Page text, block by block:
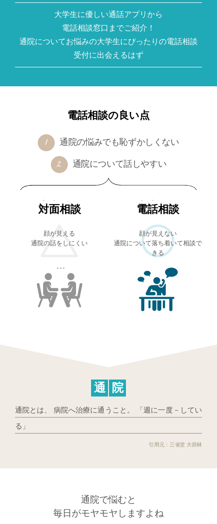
大学生に優しい通話アプリから
電話相談窓口までご紹介！
通院についてお悩みの大学生にぴったりの電話相談
受付に出会えるはず
電話相談の良い点
通院の悩みでも恥ずかしくない
通院について話しやすい
対面相談
顔が見える
通院の話をしにくい
電話相談
顔が見えない
通院について落ち着いて相談で
きる
通 院
通院とは、 病院へ治療に通うこと。 「週に一度－してい
る」
三省堂 大辞林
通院で悩むと
毎日がモヤモヤしますよね